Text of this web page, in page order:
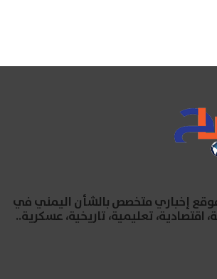
إخباري متخصص بالشأن اليمني في
اقتصادية، تعليمية، تاريخية، عسكرية..